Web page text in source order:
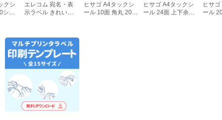
エレコム 宛名・表
示ラベル きれい貼
ヒサゴ A4タックシ
ール 10面 角丸 20シ
ヒサゴ A4タックシ
ール 24面 上下余白
ヒサ
ール
クシ
ー